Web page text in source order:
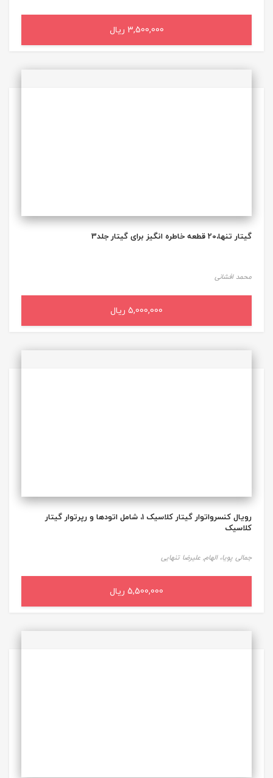
3,500,000 ریال
افزودن به سبد خرید
گیتار تنها،20 قطعه خاطره انگیز برای گیتار جلد3
محمد افشانی
5,000,000 ریال
افزودن به سبد خرید
رویال کنسرواتوار گیتار کلاسیک 1، شامل اتودها و رپرتوار گیتار
کلاسیک
جمالی پویا، الهام, علیرضا تنهایی
5,500,000 ریال
افزودن به سبد خرید